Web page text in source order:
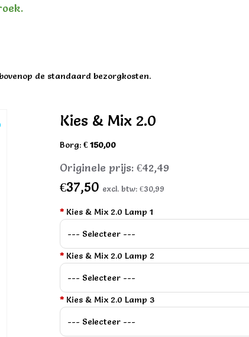
de standaard bezorgkosten.
Kies & Mix 2.0
Borg:€ 150,00
Originele prijs:€42,49
€37,50 excl. btw:€30,99
* Kies & Mix 2.0 Lamp 1
* Kies & Mix 2.0 Lamp 2
* Kies & Mix 2.0 Lamp 3